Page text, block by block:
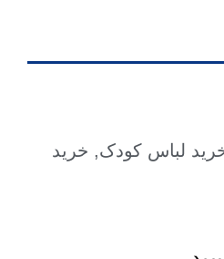
لباس کودک, خرید